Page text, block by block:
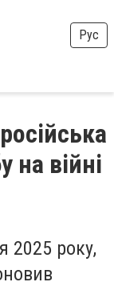
Рус
на війні
2025 року,